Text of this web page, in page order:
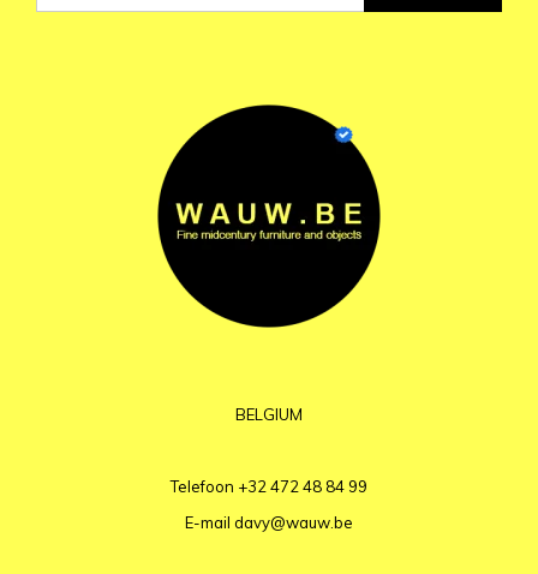
BELGIUM
Telefoon +32 472 48 84 99
E-mail davy@wauw.be